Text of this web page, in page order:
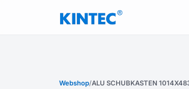
Webshop/ALU SCHUBKASTEN